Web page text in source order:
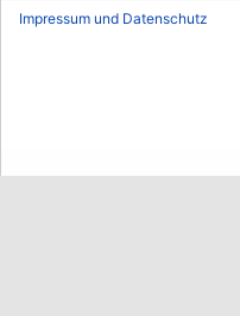
Impressum und Datenschutz